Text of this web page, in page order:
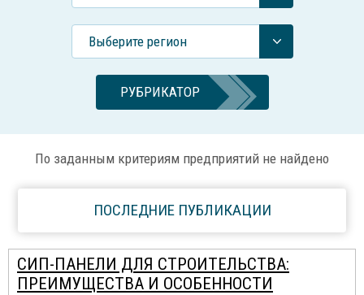
Выберите регион
РУБРИКАТОР
По заданным критериям предприятий не найдено
ПОСЛЕДНИЕ ПУБЛИКАЦИИ
СИП-ПАНЕЛИ ДЛЯ СТРОИТЕЛЬСТВА:
ПРЕИМУЩЕСТВА И ОСОБЕННОСТИ